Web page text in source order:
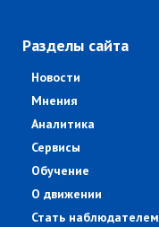
Разделы сайта
Новости
Мнения
Аналитика
Сервисы
Обучение
О движении
Стать наблюдателем